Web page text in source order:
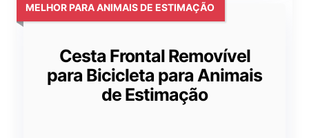
Cesta Frontal Removível
para Bicicleta para Animais
de Estimação
MELHOR PARA ANIMAIS DE ESTIMAÇÃO